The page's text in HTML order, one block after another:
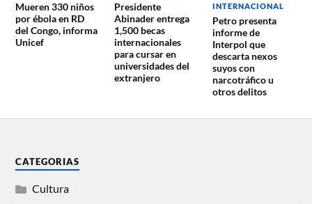
Mueren 330 niños
por ébola en RD
del Congo, informa
Unicef
Presidente
Abinader entrega
1,500 becas
internacionales
para cursar en
universidades del
extranjero
INTERNACIONAL
Petro presenta
informe de
Interpol que
descarta nexos
suyos con
narcotráfico u
otros delitos
CATEGORIAS
Cultura